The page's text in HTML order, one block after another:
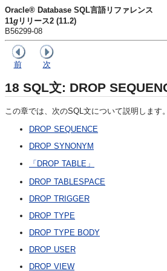
Oracle® Database SQL言語リファレンス
11g リリース2 (11.2)
B56299-08
前 次
18 SQL文: DROP
この章では、次のSQL文について説明します。
DROP SEQUENCE
DROP SYNONYM
「DROP TABLE」
DROP TABLESPACE
DROP TRIGGER
DROP TYPE
DROP TYPE BODY
DROP USER
DROP VIEW